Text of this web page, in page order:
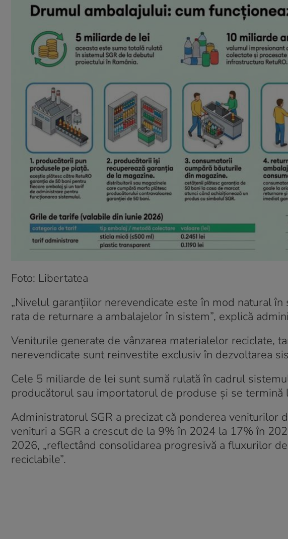
Foto: Libertatea
„Nivelul garanțiilor nerevendicate este în mod natural
rata de returnare a ambalajelor în sistem”, explică
Veniturile generate de vânzarea materialelor reciclate,
nerevendicate sunt reinvestite exclusiv în dezvoltarea
Cele 5 miliarde de lei sunt sumă rulată în cadrul
producătorul sau importatorul de produse și se termină
Administratorul SGR a precizat că ponderea veniturilor
venituri a SGR a crescut de la 9% în 2024 la 17% în
2026, „reflectând consolidarea progresivă a fluxurilor
reciclabile”.